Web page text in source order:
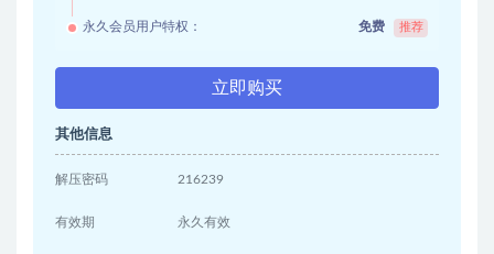
永久会员用户特权： 免费 推荐
立即购买
其他信息
解压密码 216239
有效期 永久有效